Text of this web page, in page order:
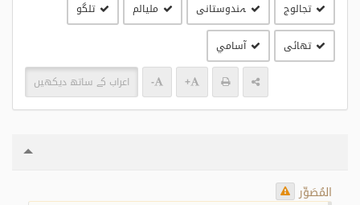
تجالوج ہندوستانی مليالم تلگو
تھائی آسامي
+
- اعراب کے ساتھ دیکھیں
المُصَوِّر